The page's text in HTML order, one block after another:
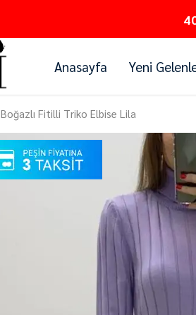
Anasayfa Yeni
Boğazlı Fitilli Triko Elbise Lila